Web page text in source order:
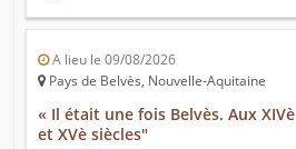
A lieu le 09/08/2026
Pays de Belvès, Nouvelle-Aquitaine
« Il était une fois Belvès. Aux XIVè
et XVè siècles"